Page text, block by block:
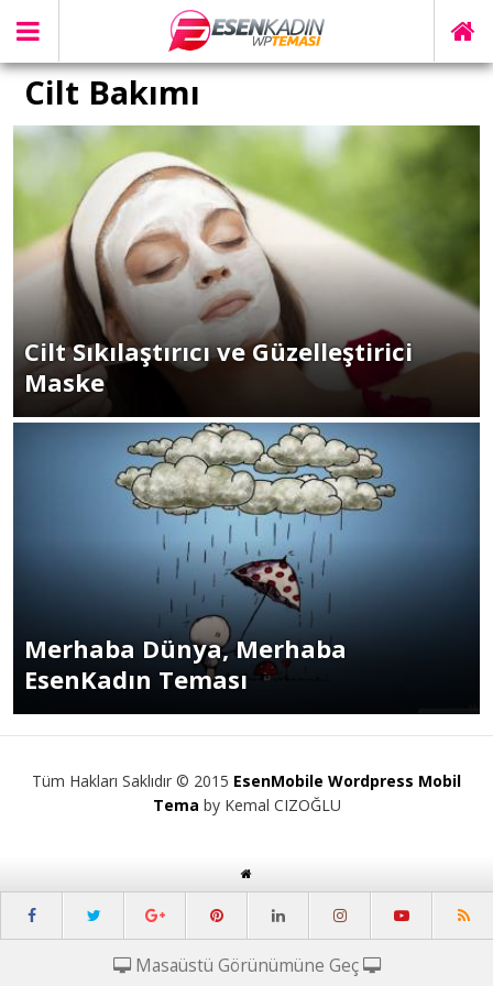
Cilt Bakımı
Cilt Sıkılaştırıcı ve Güzelleştirici
Maske
Merhaba Dünya, Merhaba
EsenKadın Teması
Tüm Hakları Saklıdır © 2015 EsenMobile Wordpress Mobil
Tema by Kemal CIZOĞLU
Masaüstü Görünümüne Geç